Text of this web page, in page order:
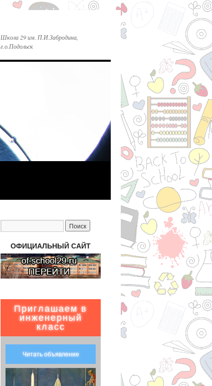
Школа 29 им. П.И.Забродина,
г.о.Подольск
ОФИЦИАЛЬНЫЙ САЙТ
Приглашаем в
инженерный
класс
Читать объявление